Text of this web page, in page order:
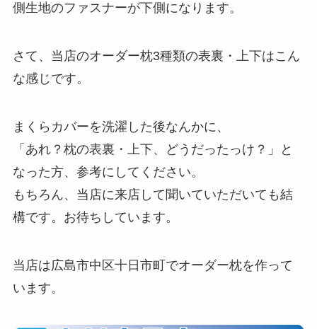
側生地のファスナーが下側になります。
さて、当店のオーダー枕3種類の表裏・上下はこん
な感じです。
まくらカバーを洗濯した後なんかに、
「あれ？枕の表裏・上下、どうだったっけ？」と
なった方、参考にしてください。
もちろん、当店に来店して聞いていただいても結
構です。お待ちしています。
当店は広島市中区十日市町でオーダー枕を作って
います。